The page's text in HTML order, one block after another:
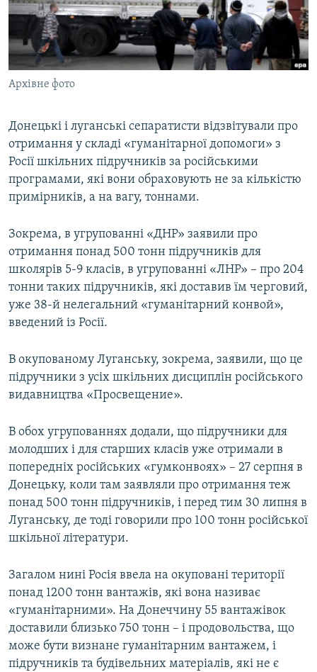
ВІДЕОУРОКИ «ELIFBE»
СВІДЧЕННЯ ОКУПАЦІЇ
УКРАЇНСЬКА ПРОБЛЕМА КРИМУ
ІНФОГРАФІКА
Русский
Qırımtatar
ДОЛУЧАЙСЯ!
Усі сайти RFE/RL
Архівне фото
Донецькі і луганські сепаратисти відзвітували про
отримання у складі «гуманітарної допомоги» з
Росії шкільних підручників за російськими
програмами, які вони обраховують не за кількістю
примірників, а на вагу, тоннами.
Зокрема, в угрупованні «ДНР» заявили про
отримання понад 500 тонн підручників для
школярів 5-9 класів, в угрупованні «ЛНР» – про 204
тонни таких підручників, які доставив їм черговий,
уже 38-й нелегальний «гуманітарний конвой»,
введений із Росії.
В окупованому Луганську, зокрема, заявили, що це
підручники з усіх шкільних дисциплін російського
видавництва «Просвещение».
В обох угрупованнях додали, що підручники для
молодших і для старших класів уже отримали в
попередніх російських «гумконвоях» – 27 серпня в
Донецьку, коли там заявляли про отримання теж
понад 500 тонн підручників, і перед тим 30 липня в
Луганську, де тоді говорили про 100 тонн російської
шкільної літератури.
Загалом нині Росія ввела на окуповані території
понад 1200 тонн вантажів, які вона називає
«гуманітарними». На Донеччину 55 вантажівок
доставили близько 750 тонн – і продовольства, що
може бути визнане гуманітарним вантажем, і
підручників та будівельних матеріалів, які не є